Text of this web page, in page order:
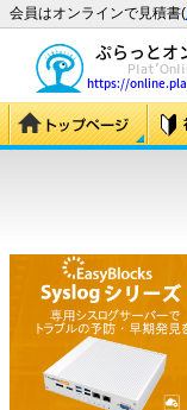
会員はオンラインで見積書(